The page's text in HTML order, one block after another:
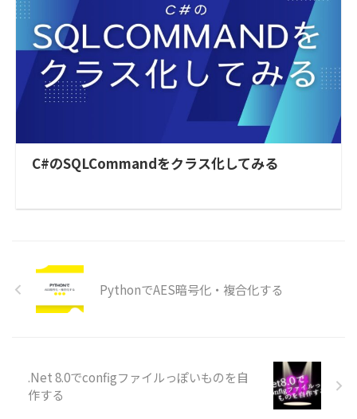
C#のSQLCommandをクラス化してみる
PythonでAES暗号化・複合化する
.Net 8.0でconfigファイルっぽいものを自
作する